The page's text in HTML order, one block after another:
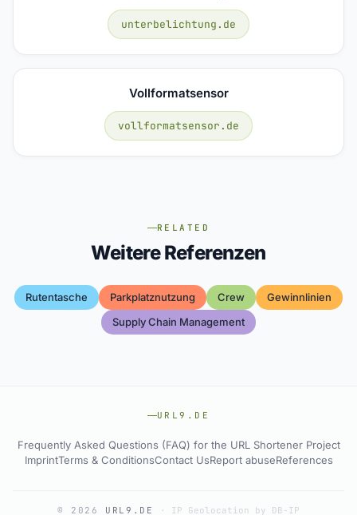
unterbelichtung.de
Vollformatsensor
vollformatsensor.de
RELATED
Weitere Referenzen
Rutentasche Parkplatznutzung Crew
Gewinnlinien
Supply Chain Management
URL9.DE
Frequently Asked Questions (FAQ) for the URL Shortener Project
ImprintTerms & ConditionsContact UsReport abuseReferences
© 2026 URL9.DE · IP Geolocation by DB-IP